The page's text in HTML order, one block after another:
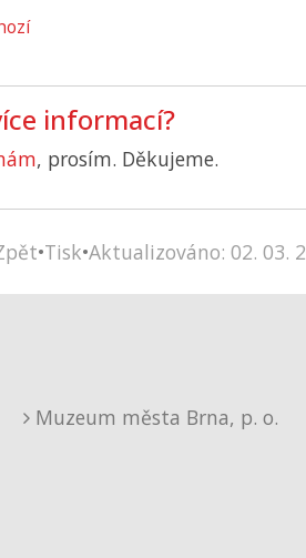
informací?
, prosím. Děkujeme.
•Tisk•Aktualizováno: 02. 03.
Muzeum města Brna, p. o.